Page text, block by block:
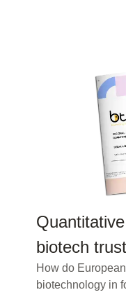
biotech
How do
biotechnology in